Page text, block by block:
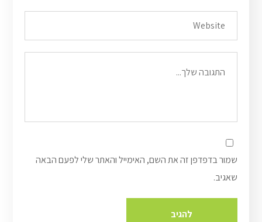
שמור בדפדפן זה את השם, האימייל והאתר שלי לפעם הבאה
שאגיב.